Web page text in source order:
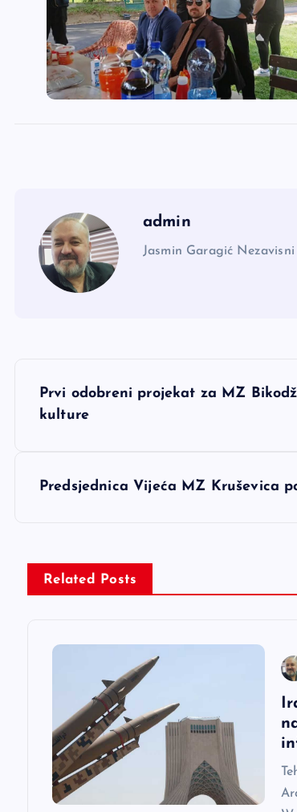
admin
Jasmin Garagić
N
g
a
Prvi odobreni projekat za MZ
kulture
Predsjednica Vijeća MZ Kruševica
Related Posts